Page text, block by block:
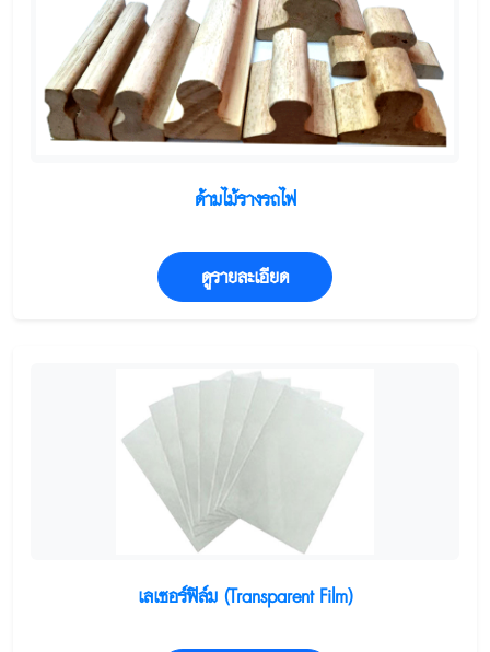
ด้ามไม้รางรถไฟ
ดูรายละเอียด
เลเซอร์ฟิล์ม (Transparent Film)